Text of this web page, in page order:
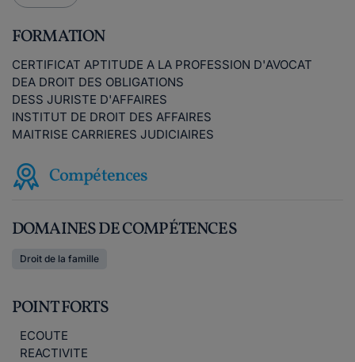
FORMATION
CERTIFICAT APTITUDE A LA PROFESSION D'AVOCAT
DEA DROIT DES OBLIGATIONS
DESS JURISTE D'AFFAIRES
INSTITUT DE DROIT DES AFFAIRES
MAITRISE CARRIERES JUDICIAIRES
Compétences
DOMAINES DE COMPÉTENCES
Droit de la famille
POINT FORTS
ECOUTE
REACTIVITE